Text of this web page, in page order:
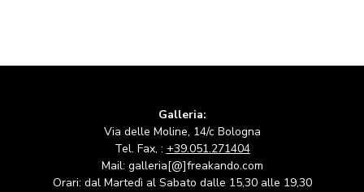
Galleria:
Via delle Moline, 14/c Bologna
Tel. Fax, : +39.051.271404
Mail: galleria[@]freakando.com
Orari: dal Martedì al Sabato dalle 15,30 alle 19,30